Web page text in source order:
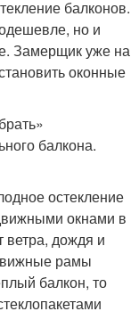
балконов.
но и
Замерщик уже на
оконные
балкона.
остекление
окнами в
дождя и
рамы
балкон, то